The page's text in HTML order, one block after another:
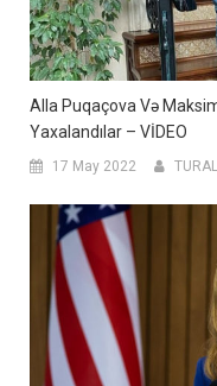
Alla Puqaçova Və
Yaxalandılar – VİDEO
17 May 2022